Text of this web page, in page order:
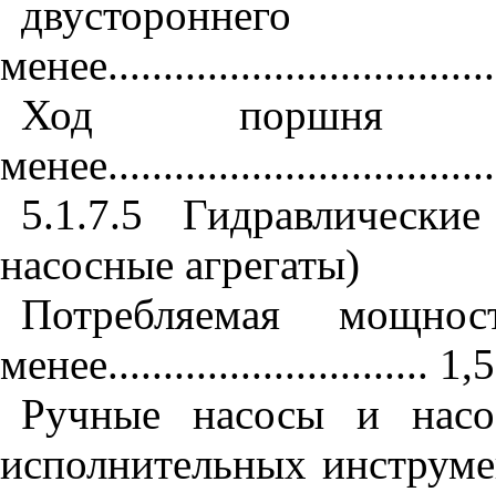
менее
Ход поршня
менее
5.1.7.5
насосные агрегаты)
Потребляемая
менее............................. 1,5
Ручные насосы и
исполнительных